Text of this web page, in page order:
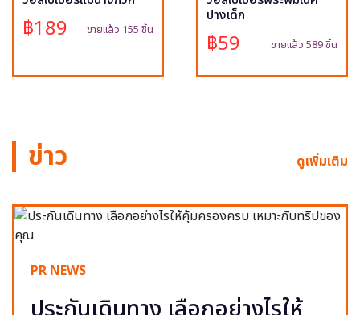
฿189 ขายแล้ว 155 ชิ้น
ปางเด็ก
฿59 ขายแล้ว 589 ชิ้น
ข่าว ดูเพิ่มเติม
PR NEWS